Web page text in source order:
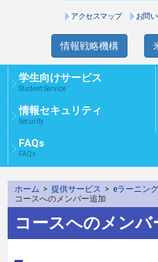
アクセスマップ お問
情報戦略機構
学生向けサービス
Student Service
情報セキュリティ
Security
FAQs
FAQs
ホーム > 提供サービス > eラーニン
コースへのメンバー追加
コースへのメンバ